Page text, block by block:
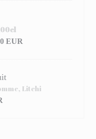
EUR
Litchi